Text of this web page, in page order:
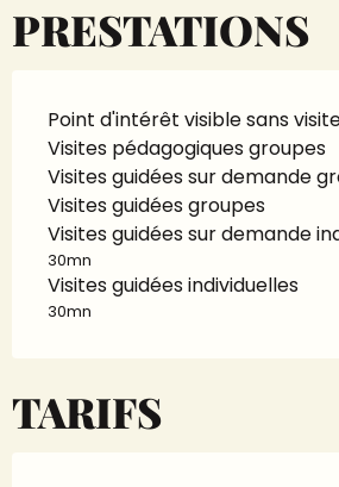
PRESTATIONS
Point d'intérêt visible sans
Visites pédagogiques groupes
Visites guidées sur demande
Visites guidées groupes
Visites guidées sur demande
30mn
Visites guidées individuelles
30mn
TARIFS